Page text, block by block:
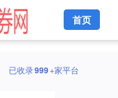
首页
已收录999+家平台